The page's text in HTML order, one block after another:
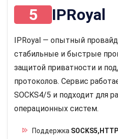
5 IPRoyal
IPRoyal — опытный
стабильные и быстрые
защитой приватности и
протоколов. Сервис
SOCKS4/5 и подходит для
операционных систем.
Поддержка